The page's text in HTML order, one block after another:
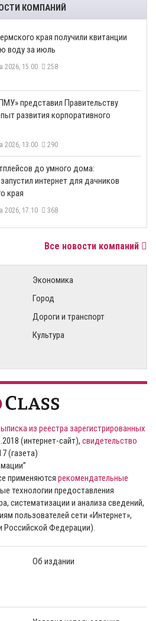
КОМПАНИЙ
края получили квитанции
воду за июль
2026, 15:00 258
представил Правительству
развития корпоративного
2026, 13:00 290
до умного дома:
интернет для дачников
края
2026, 17:10 368
Все новости компаний
Экономика
Город
Дороги и транспорт
Культура
из реестра зарегистрированных
(интернет-сайт), свидетельство
(газета)
применяются рекомендательные
технологии предоставления
систематизации и анализа сведений,
пользователей сети «Интернет»,
Российской Федерации).
Об издании